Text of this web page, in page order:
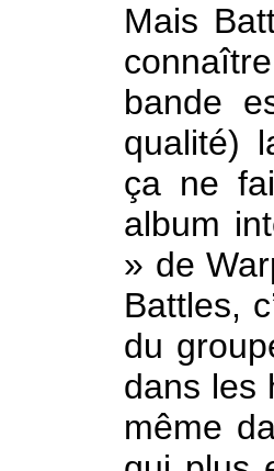
Mais
bande
qualité)
ça ne
album
» de
Battles,
du
dans les
même